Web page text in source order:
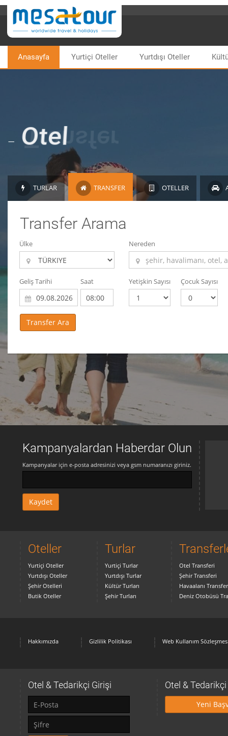
Anasayfa Yurtiçi Oteller Yurtdışı Oteller
- Otel
TURLAR TRANSFER OTELLER
Transfer Arama
Ülke Nereden
Geliş Tarihi Saat Yetişkin Sayısı Çocuk Sayısı
Kampanyalardan Haberdar Olun
Kampanyalar için e-posta adresinizi veya gsm numaranızı giriniz.
Oteller
Yurtiçi Oteller
Yurtdışı Oteller
Şehir Otelleri
Butik Oteller
Turlar
Yurtiçi Turlar
Yurtdışı Turlar
Kültür Turları
Şehir Turları
Otel Transferi
Şehir Transferi
Havaalanı
Deniz Otobüsü
Hakkımızda Gizlilik Politikası Web Kullanım
Otel & Tedarikçi Girişi Otel &
Yeni